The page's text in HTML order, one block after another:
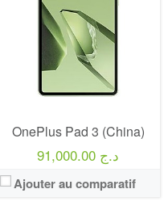
OnePlus Pad 3 (China)
91,000.00 د.ج
Ajouter au comparatif